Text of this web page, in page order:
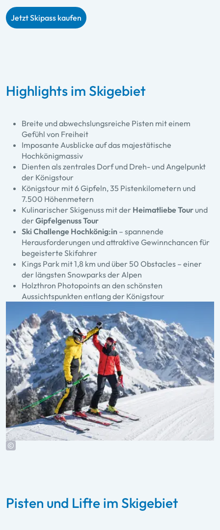
Jetzt Skipass kaufen
Highlights im Skigebiet
Breite und abwechslungsreiche Pisten mit einem
Gefühl von Freiheit
Imposante Ausblicke auf das majestätische
Hochkönigmassiv
Dienten als zentrales Dorf und Dreh- und Angelpunkt
der Königstour
Königstour mit 6 Gipfeln, 35 Pistenkilometern und
7.500 Höhenmetern
Kulinarischer Skigenuss mit der Heimatliebe Tour und
der Gipfelgenuss Tour
Ski Challenge Hochkönig:in – spannende
Herausforderungen und attraktive Gewinnchancen für
begeisterte Skifahrer
Kings Park mit 1,8 km und über 50 Obstacles – einer
der längsten Snowparks der Alpen
Holzthron Photopoints an den schönsten
Aussichtspunkten entlang der Königstour
Pisten und Lifte im Skigebiet